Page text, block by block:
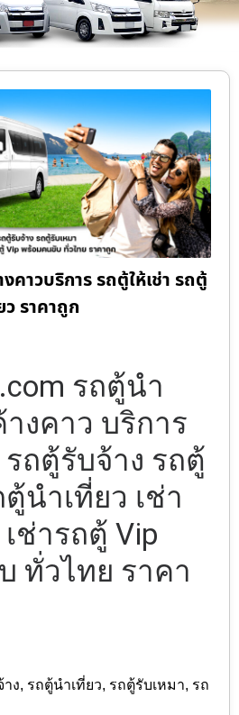
คาวบริการ รถตู้ให้เช่า รถตู้
ราคาถูก
รถตู้นำ
างคาว บริการ
ถตู้รับจ้าง รถตู้
นำเที่ยว เช่า
ช่ารถตู้ Vip
ทั่วไทย ราคา
าง, รถตู้นำเที่ยว, รถตู้รับเหมา, รถ